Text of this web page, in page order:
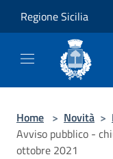
Regione Sicilia
Home > Novità >
Avviso pubblico -
ottobre 2021